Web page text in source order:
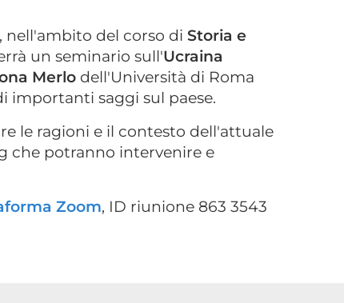
nell'ambito del corso di Storia e
un seminario sull'Ucraina
Merlo dell'Università di Roma
importanti saggi sul paese.
le ragioni e il contesto dell'attuale
che potranno intervenire e
Zoom, ID riunione 863 3543